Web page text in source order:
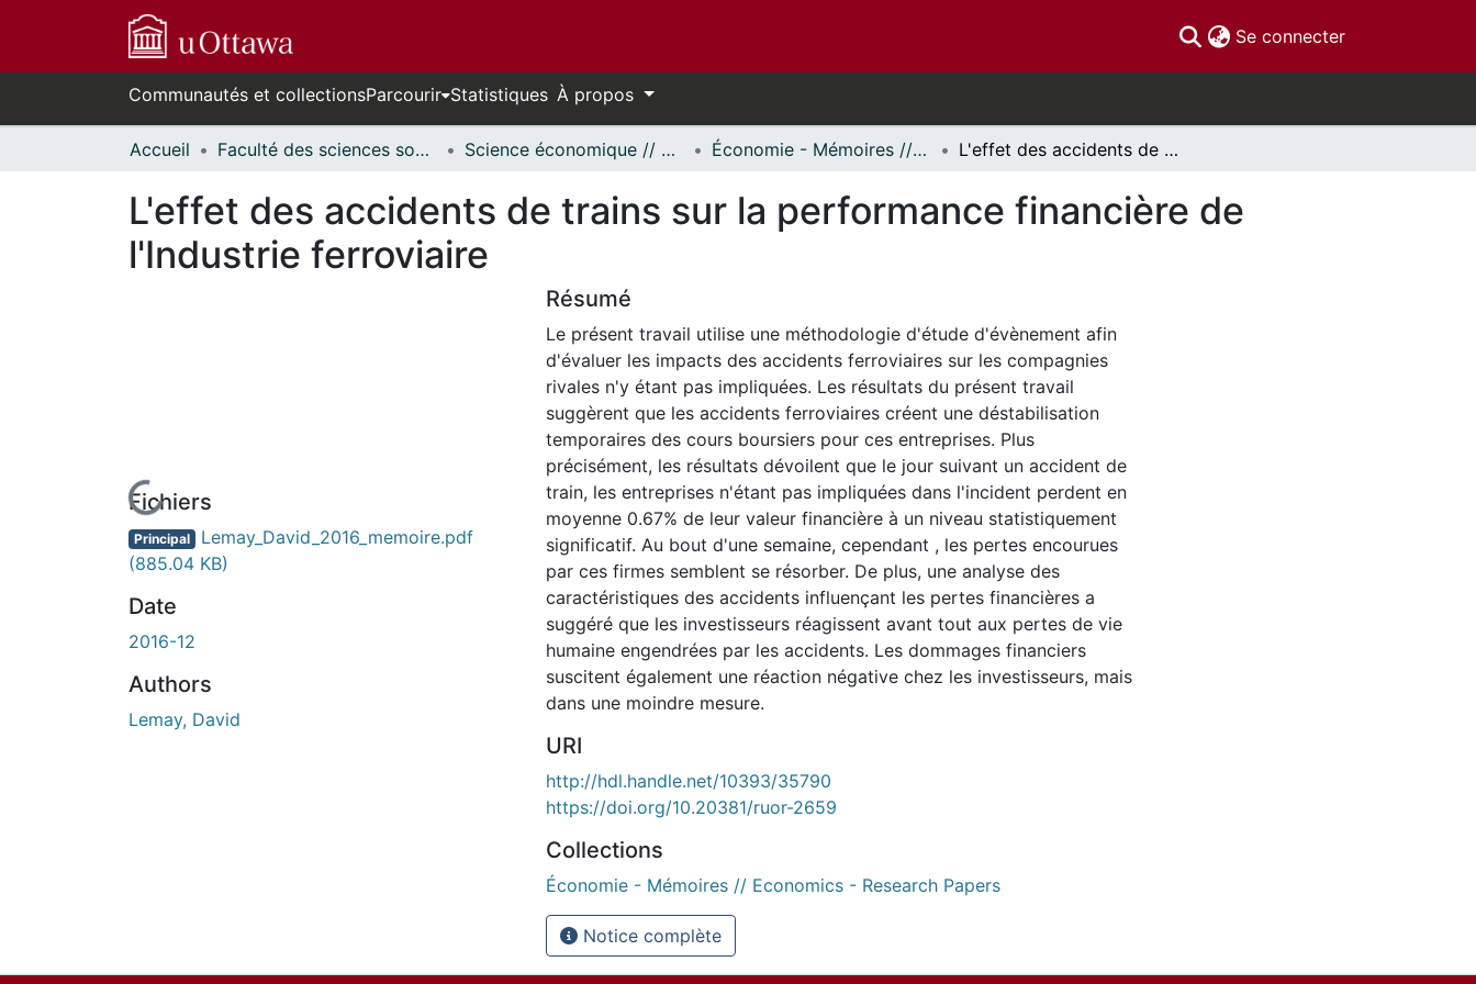
Se connecter(current)
Communautés et collectionsParcourir Statistiques À propos
Accueil Faculté des sciences sociales // Faculty of Social Sciences Science économique // Economics Économie - Mémoires // Economics - Research Papers L'effet des accidents de trains sur la performance financière de l'Industrie ferroviaire
L'effet des accidents de trains sur la performance financière de
l'Industrie ferroviaire
En cours de chargement...
Fichiers
Principal Lemay_David_2016_memoire.pdf
(885.04 KB)
Date
2016-12
Authors
Lemay, David
Résumé
Le présent travail utilise une méthodologie d'étude d'évènement afin
d'évaluer les impacts des accidents ferroviaires sur les compagnies
rivales n'y étant pas impliquées. Les résultats du présent travail
suggèrent que les accidents ferroviaires créent une déstabilisation
temporaires des cours boursiers pour ces entreprises. Plus
précisément, les résultats dévoilent que le jour suivant un accident de
train, les entreprises n'étant pas impliquées dans l'incident perdent en
moyenne 0.67% de leur valeur financière à un niveau statistiquement
significatif. Au bout d'une semaine, cependant , les pertes encourues
par ces firmes semblent se résorber. De plus, une analyse des
caractéristiques des accidents influençant les pertes financières a
suggéré que les investisseurs réagissent avant tout aux pertes de vie
humaine engendrées par les accidents. Les dommages financiers
suscitent également une réaction négative chez les investisseurs, mais
dans une moindre mesure.
URI
http://hdl.handle.net/10393/35790
https://doi.org/10.20381/ruor-2659
Collections
Économie - Mémoires // Economics - Research Papers
Notice complète